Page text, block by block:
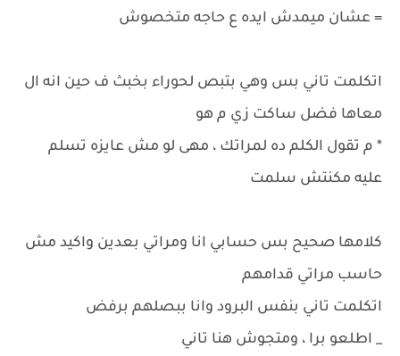
= عشان ميمدش ايده ع حاجه متخصوش
اتكلمت تاني بس وهي بتبص لحوراء بخبث ف حين انه ال
معاها فضل ساكت زي م هو
* م تقول الكلم ده لمراتك ، مهى لو مش عايزه تسلم
عليه مكنتش سلمت
كلامها صحيح بس حسابي انا ومراتي بعدين واكيد مش
حاسب مراتي قدامهم
اتكلمت تاني بنفس البرود وانا ببصلهم برفض
_ اطلعو برا ، ومتجوش هنا تاني